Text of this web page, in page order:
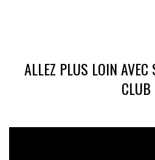
ALLEZ PLUS LOIN
CLUB